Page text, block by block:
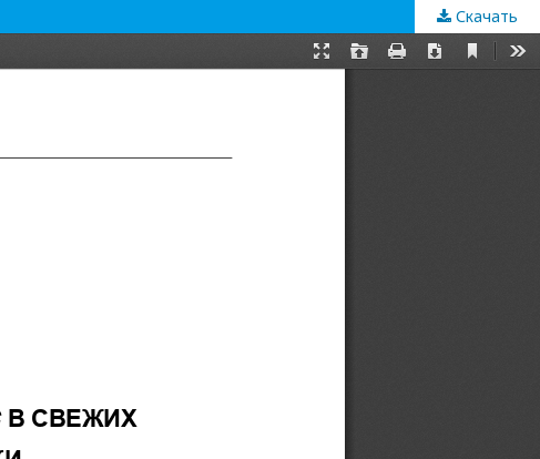
Скачать